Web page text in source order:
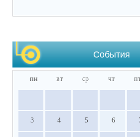
государственного экзамена
результативное
других олимпиадах,
Министерства просвещения
События
пн вт ср чт
3 4 5 6